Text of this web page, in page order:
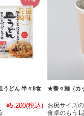
うどん 半々8食
¥5,200(税込)
★養々麺（カ
お椀サイズ
食卓のもう1